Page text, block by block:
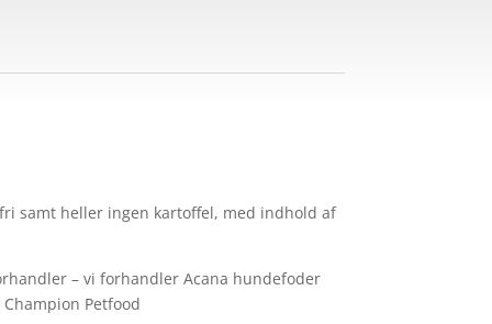
samt heller ingen kartoffel, med indhold af
– vi forhandler Acana hundefoder
Petfood